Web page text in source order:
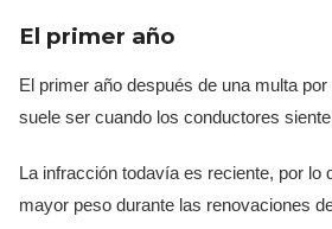
El primer año
El primer año después de una multa
suele ser cuando los conductores
La infracción todavía es reciente, por lo
mayor peso durante las renovaciones